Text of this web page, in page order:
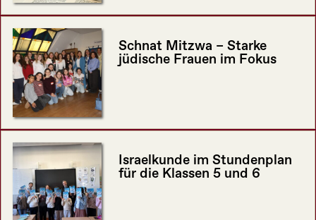
Schnat Mitzwa – Starke
jüdische Frauen im Fokus
Israelkunde im Stundenplan
für die Klassen 5 und 6